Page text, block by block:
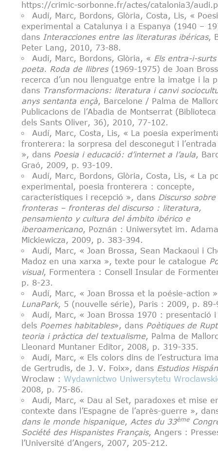
https://crimic-sorbonne.fr/actes/catalonia3/
Audí, Marc, Bordons, Glòria, Costa, Lis, «
experimental a Catalunya i a Espanya (1940 –
dans Interacciones entre las literaturas ibéricas,
Peter Lang, 2010, 73-88.
Audí, Marc, Bordons, Glòria, « Els entra-i-
poeta. Roda de llibres(1969-1975) de Joan
recerca d’un nou llenguatge entre la imatge i la
dans Transformacions: literatura i canvi
anys sentanta ençà, Barcelone / Palma de
Publicacions de l’Abadia de Montserrat
dels Sants Oliver, 36), 2010, 77-102.
Audí, Marc, Costa, Lis, « La poesia
fronterera: la sorpresa del desconegut i
», dans Poesia i educació: d’internet a l’aula,
Graó, 2009, p. 93-109.
Audí, Marc, Bordons, Glòria, Costa, Lis, « La
experimental, poesia fronterera : concepte,
característiques i recepció », dans Discurso sobre
fronteras – fronteras del discurso : literatura,
pensamiento y cultura del ámbito ibérico e
iberoamericano, Poznán : Uniwersytet im. Adama
Mickiewicza, 2009, p. 383-394.
Audí, Marc, « Joan Brossa, Sean Mackaoui i
Madoz en una xarxa », texte pour le catalogue
visual, Formentera : Consell Insular de
p. 8-23.
Audí, Marc, « Joan Brossa et la poésie-action
LunaPark, 5 (nouvelle série), Paris : 2009, p. 89-
Audí, Marc, « Joan Brossa 1970 : presentació
dels Poemes habitables», dans Poètiques de
teoria i pràctica del textualisme, Palma de
Lleonard Muntaner Editor, 2008, p. 319-335.
Audí, Marc, « Els colors dins de l’estructura
de Gertrudis, de J. V. Foix», dans Estudios Hispá
Wroclaw : Wydawnictwo Uniwersytetu
2008, p. 75-86.
Audí, Marc, « Dau al Set, paradoxes et mise
contexte dans l’Espagne de l’après-guerre »,
dans le monde hispanique, Actes du 33ème
Société des Hispanistes Français, Angers :
l’Université d’Angers, 2007, 205-212.